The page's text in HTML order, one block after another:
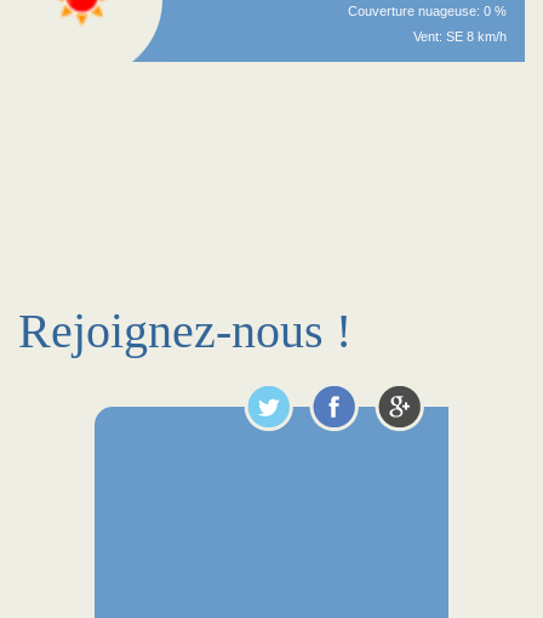
Couverture nuageuse: 0 %
Vent: SE 8 km/h
Rejoignez-nous !